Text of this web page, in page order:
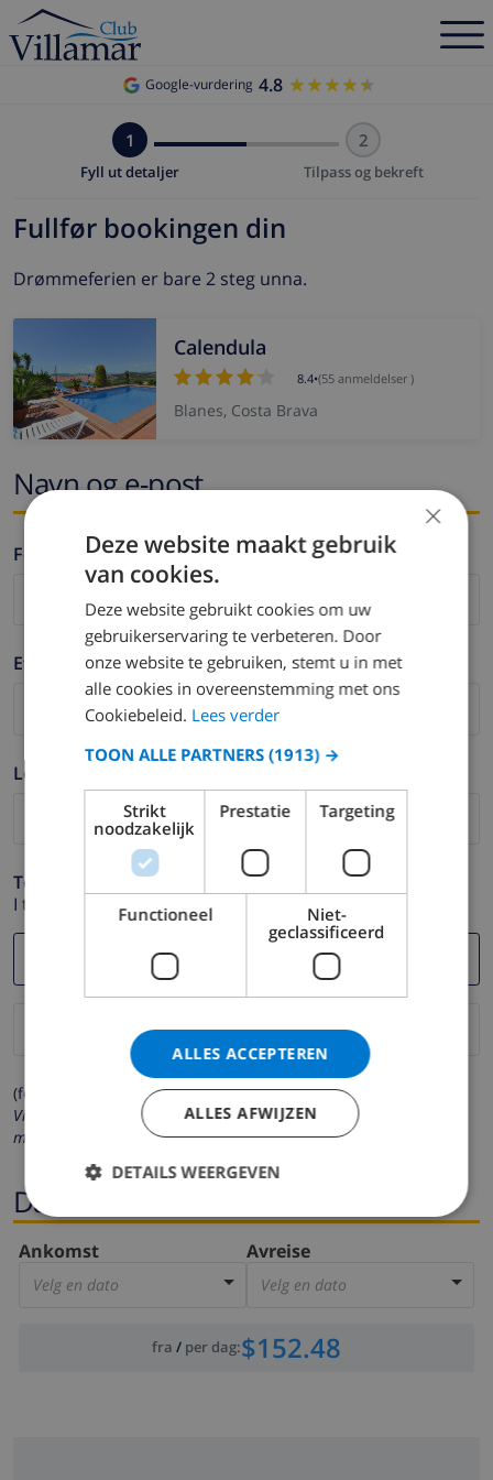
Google-vurdering 4.8 ★★★★★
★★★★★
1
Fyll ut detaljer
2
Tilpass og bekreft
Fullfør bookingen din
Drømmeferien er bare 2 steg unna.
Calendula
8.4•(55 anmeldelser )
Blanes, Costa Brava
Navn og e-post
Fornavn *
Etternavn *
Logg ut *
Telefon *
I tilfelle din e-postadresse ikke fungerer.
(felter merket med * må fylles ut)
Vi respekterer ditt personvern. Dine personalia vil aldri bli delt
med andre.
Datoer
Ankomst
Velg en dato
Avreise
Velg en dato
fra / per dag:$152.48
×
Deze website maakt gebruik
van cookies.
Deze website gebruikt cookies om uw
gebruikerservaring te verbeteren. Door
onze website te gebruiken, stemt u in met
alle cookies in overeenstemming met ons
Cookiebeleid. Lees verder
TOON ALLE PARTNERS(1913) →
Strikt
noodzakelijk
Prestatie Targeting
Functioneel
Niet-
geclassificeerd
ALLES ACCEPTEREN
ALLES AFWIJZEN
DETAILS WEERGEVEN